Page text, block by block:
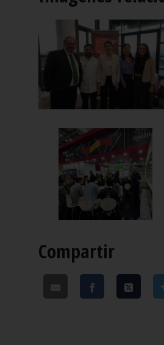
Compartir